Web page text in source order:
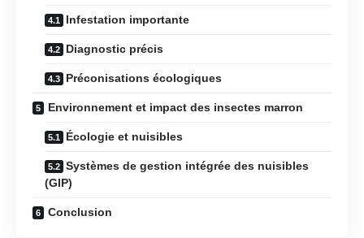
Infestation importante
Diagnostic précis
Préconisations écologiques
Environnement et impact des insectes marron
Écologie et nuisibles
Systèmes de gestion intégrée des nuisibles
(GIP)
Conclusion